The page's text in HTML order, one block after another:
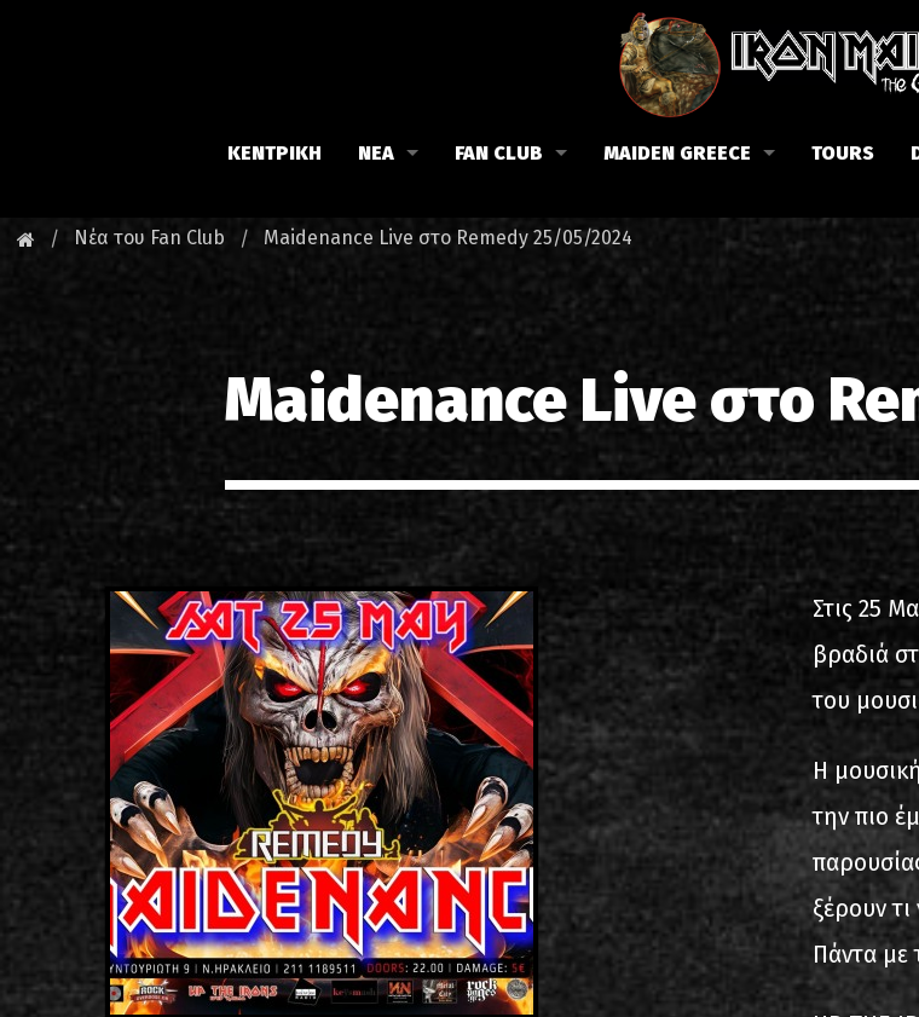
ΚΕΝΤΡΙΚΗ ΝΕΑ FAN CLUB MAIDEN GREECE
Λίστα τραγουδιών στην Ελλάδα
Φωτογραφίες στην Ελλάδα1988-09-
1998-09-
1999-10-01
2000-11-
2005-06-
2008-08-
2011-06-
2018-07-
2022-07-
TOURS
Νέα του Fan Club Maidenance Live στο Remedy 25/05/2024
Maidenance Live στο
Στις 25
βραδιά
του
Η
την πιο
ξέρουν
Πάντα με